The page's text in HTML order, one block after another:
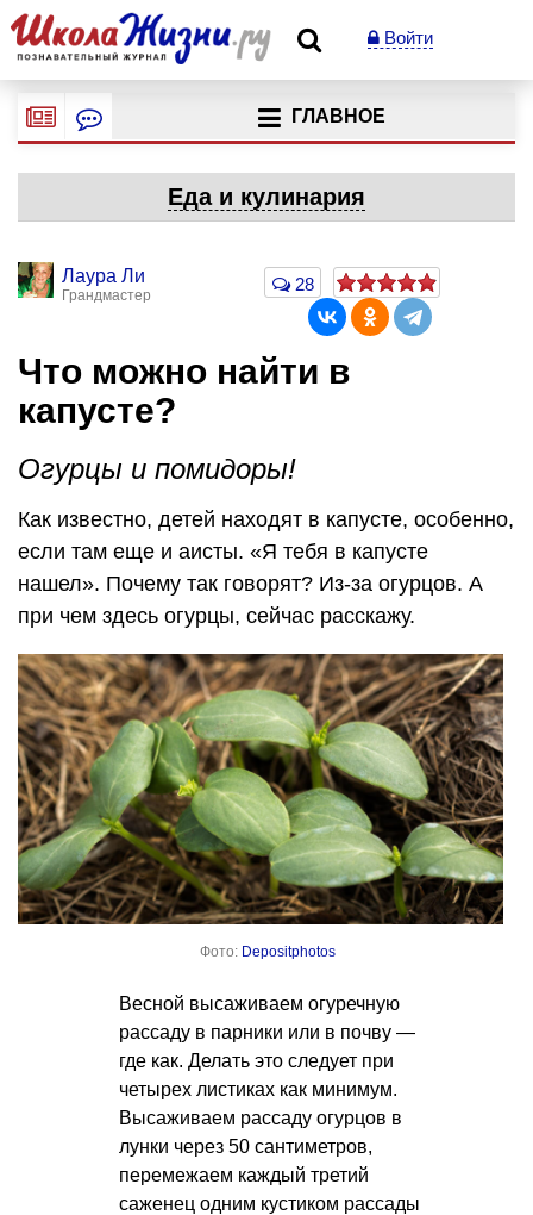
Войти
ГЛАВНОЕ
Еда и кулинария
Лаура Ли
Грандмастер
28
Что можно найти в
капусте?
Огурцы и помидоры!
Как известно, детей находят в капусте, особенно,
если там еще и аисты. «Я тебя в капусте
нашел». Почему так говорят? Из-за огурцов. А
при чем здесь огурцы, сейчас расскажу.
Фото: Depositphotos
Весной высаживаем огуречную
рассаду в парники или в почву —
где как. Делать это следует при
четырех листиках как минимум.
Высаживаем рассаду огурцов в
лунки через 50 сантиметров,
перемежаем каждый третий
саженец одним кустиком рассады